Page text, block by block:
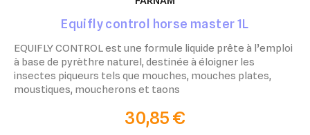
Equifly control horse master 1L
EQUIFLY CONTROL est une formule liquide prête à l’emploi
à base de pyrèthre naturel, destinée à éloigner les
insectes piqueurs tels que mouches, mouches plates,
moustiques, moucherons et taons
30,85 €